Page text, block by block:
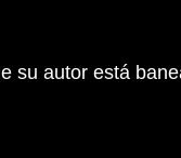
su autor está